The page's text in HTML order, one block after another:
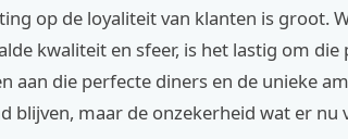
op de loyaliteit van klanten is groot.
kwaliteit en sfeer, is het lastig om die
aan die perfecte diners en de unieke
blijven, maar de onzekerheid wat er nu